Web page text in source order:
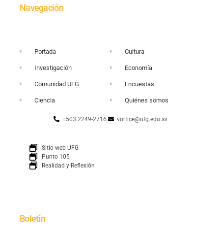
Navegación
Portada
Investigación
Comunidad UFG
Ciencia
Cultura
Economía
Encuestas
Quiénes somos
+503 2249-2716 vortice@ufg.edu.sv
Sitio web UFG
Punto 105
Realidad y Reflexión
Boletín